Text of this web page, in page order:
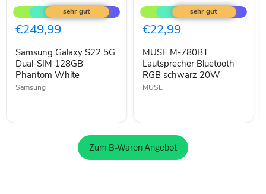
Galaxy
S22
5G
Dual-
128GB
Phantom
White
€249,99
Samsung Galaxy S22 5G
Dual-SIM 128GB
Phantom White
Samsung
M-
780BT
Lautsprecher
Bluetooth
schwarz
20W
€22,99
MUSE M-780BT
Lautsprecher Bluetooth
RGB schwarz 20W
MUSE
Zum B-Waren Angebot